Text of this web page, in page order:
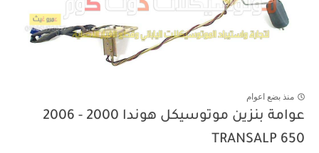
منذ بضع اعوام
عوامة بنزين موتوسيكل هوندا 2000 - 2006
TRANSALP 650